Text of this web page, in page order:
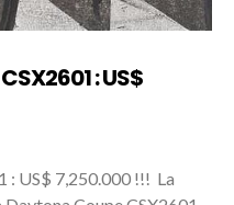
: US$
: US$ 7,250.000 !!! La